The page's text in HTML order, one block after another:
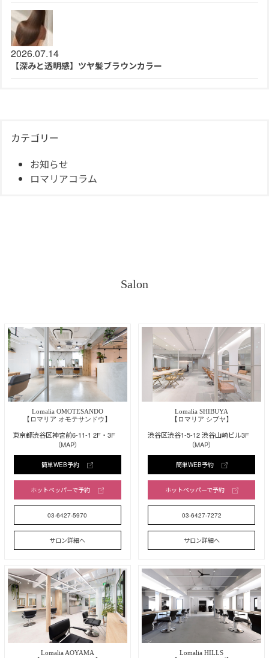
2026.07.14
【深みと透明感】ツヤ髪ブラウンカラー
カテゴリー
お知らせ
ロマリアコラム
Salon
Lomalia OMOTESANDO
【ロマリア オモテサンドウ】
東京都渋谷区神宮前6-11-1 2F・3F
（MAP）
簡単WEB予約
ホットペッパーで予約
03-6427-5970
サロン詳細へ
Lomalia SHIBUYA
【ロマリア シブヤ】
渋谷区渋谷1-5-12 渋谷山崎ビル3F
（MAP）
簡単WEB予約
ホットペッパーで予約
03-6427-7272
サロン詳細へ
Lomalia AOYAMA
Lomalia HILLS